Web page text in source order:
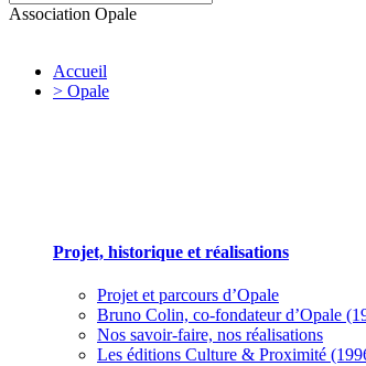
Association Opale
Accueil
> Opale
Projet, historique et réalisations
Projet et parcours d’Opale
Bruno Colin, co-fondateur d’Opale
Nos savoir-faire, nos réalisations
Les éditions Culture & Proximité